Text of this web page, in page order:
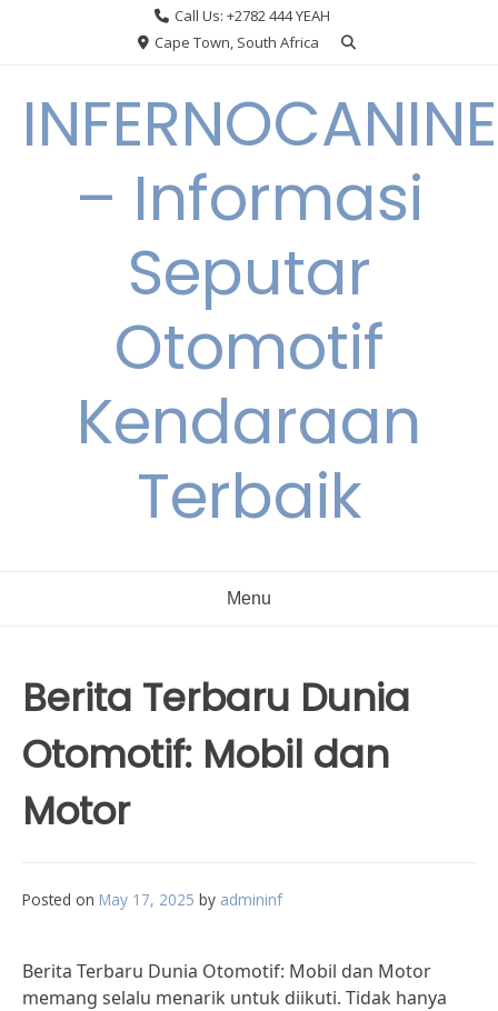
Call Us: +2782 444 YEAH
Cape Town, South Africa
INFERNOCANINE
– Informasi
Seputar
Otomotif
Kendaraan
Terbaik
Menu
Berita Terbaru Dunia
Otomotif: Mobil dan
Motor
Posted on May 17, 2025 by admininf
Berita Terbaru Dunia Otomotif: Mobil dan Motor
memang selalu menarik untuk diikuti. Tidak hanya